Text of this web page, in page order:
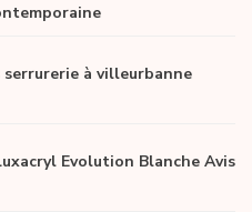
à villeurbanne
Evolution Blanche Avis